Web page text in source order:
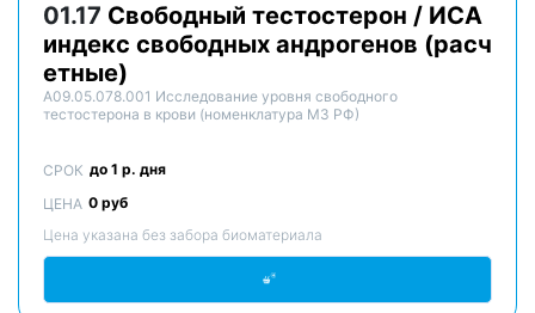
01.17 Свободный тестостерон / ИСА
индекс свободных андрогенов (расч
етные)
A09.05.078.001 Исследование уровня свободного
тестостерона в крови (номенклатура МЗ РФ)
СРОК до 1 р. дня
ЦЕНА 0 руб
Цена указана без забора биоматериала